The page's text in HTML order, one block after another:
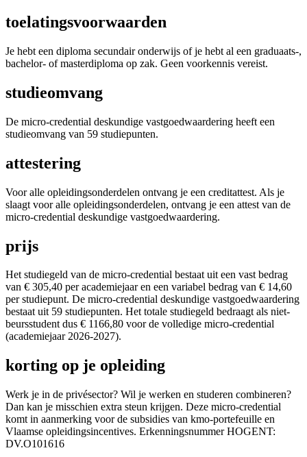
toelatings­voorwaarden
Je hebt een diploma secundair onderwijs of je hebt al een graduaats-,
bachelor- of master­diploma op zak. Geen voorkennis vereist.
studieomvang
De micro-credential deskundige vastgoedwaardering heeft een
studie­omvang van 59 studie­punten.
attestering
Voor alle opleidings­onderdelen ontvang je een credit­attest. Als je
slaagt voor alle opleidings­onderdelen, ontvang je een attest van de
micro-credential deskundige vastgoedwaardering.
prijs
Het studiegeld van de micro-credential bestaat uit een vast bedrag
van € 305,40 per academiejaar en een variabel bedrag van € 14,60
per studiepunt. De micro-credential deskundige vastgoedwaardering
bestaat uit 59 studie­punten. Het totale studiegeld bedraagt als niet-
beurs­student dus € 1166,80 voor de volledige micro-credential
(academiejaar 2026-2027).
korting op je opleiding
Werk je in de privésector? Wil je werken en studeren combineren?
Dan kan je misschien extra steun krijgen. Deze micro-credential
komt in aanmerking voor de subsidies van kmo-portefeuille en
Vlaamse opleidings­incentives. Erkenningsnummer HOGENT:
DV.O101616